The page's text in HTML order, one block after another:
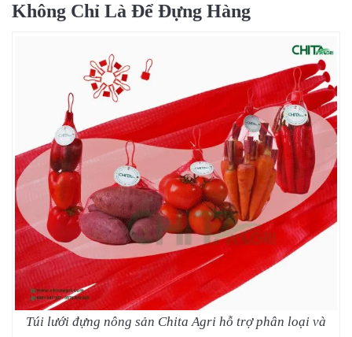
Không Chỉ Là Để Đựng Hàng
Túi lưới đựng nông sản Chita Agri hỗ trợ phân loại và